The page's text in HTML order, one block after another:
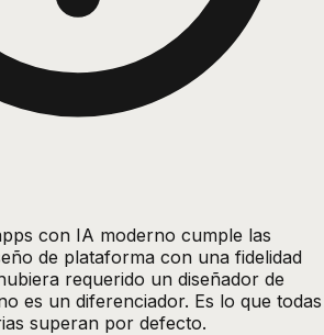
con IA moderno cumple las
de plataforma con una fidelidad
requerido un diseñador de
es un diferenciador. Es lo que todas
superan por defecto.